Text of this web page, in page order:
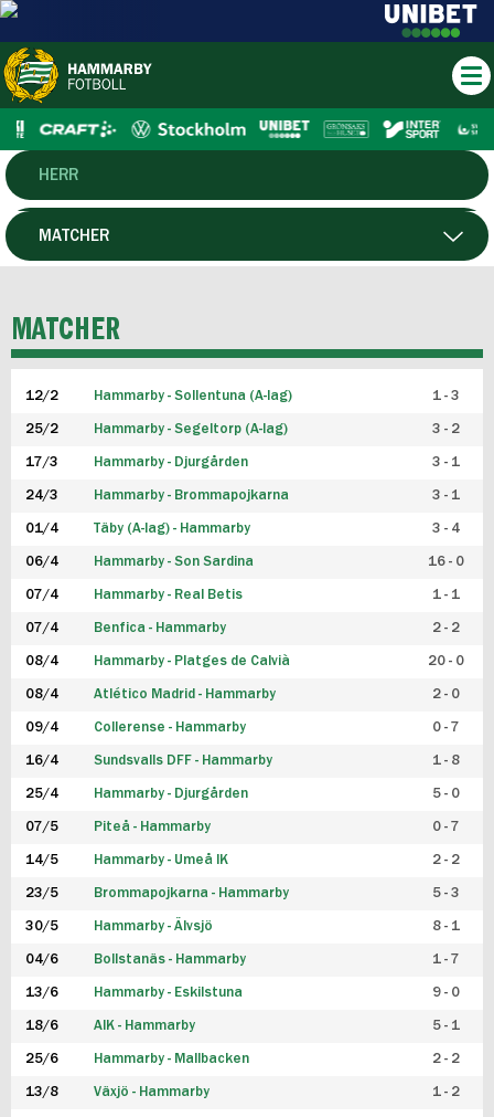
HERR
DAM
P19
F19
FUTSAL HERR
FUTSAL DAM
MATCHER
MATCHER
12/2 Hammarby - Sollentuna (A-lag) 1 - 3
25/2 Hammarby - Segeltorp (A-lag) 3 - 2
17/3 Hammarby - Djurgården 3 - 1
24/3 Hammarby - Brommapojkarna 3 - 1
01/4 Täby (A-lag) - Hammarby 3 - 4
06/4 Hammarby - Son Sardina 16 - 0
07/4 Hammarby - Real Betis 1 - 1
07/4 Benfica - Hammarby 2 - 2
08/4 Hammarby - Platges de Calvià 20 - 0
08/4 Atlético Madrid - Hammarby 2 - 0
09/4 Collerense - Hammarby 0 - 7
16/4 Sundsvalls DFF - Hammarby 1 - 8
25/4 Hammarby - Djurgården 5 - 0
07/5 Piteå - Hammarby 0 - 7
14/5 Hammarby - Umeå IK 2 - 2
23/5 Brommapojkarna - Hammarby 5 - 3
30/5 Hammarby - Älvsjö 8 - 1
04/6 Bollstanäs - Hammarby 1 - 7
13/6 Hammarby - Eskilstuna 9 - 0
18/6 AIK - Hammarby 5 - 1
25/6 Hammarby - Mallbacken 2 - 2
13/8 Växjö - Hammarby 1 - 2